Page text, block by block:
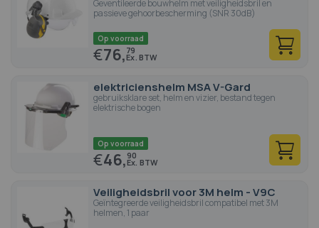
Geventileerde bouwhelm met veiligheidsbril en
passieve gehoorbescherming (SNR 30dB)
Op voorraad
€76,79
elektricienshelm MSA V-Gard
gebruiksklare set, helm en vizier, bestand tegen
elektrische bogen
Op voorraad
€46,90
Veiligheidsbril voor 3M helm - V9C
Geïntegreerde veiligheidsbril compatibel met 3M
helmen, 1 paar